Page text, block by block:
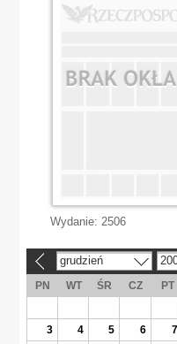
Wydanie: 2506
grudzień
PN WT ŚR CZ PT
3
4 5 6 7